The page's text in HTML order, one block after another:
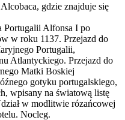
gdzie znajduje się
Portugalii Alfonsa I po
w roku 1137. Przejazd do
Portugalii,
Atlantyckiego. Przejazd do
Matki Boskiej
gotyku portugalskiego,
wpisany na światową listę
w modlitwie rózańcowej
Nocleg.